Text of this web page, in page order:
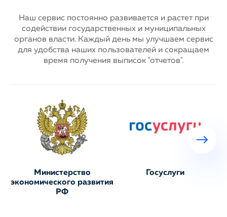
Наш сервис постоянно развивается и растет при
содействии государственныхи муниципальных
органов власти. Каждый день мы улучшаем сервис
для удобства наших пользователей и сокращаем
время получения выписок "отчетов".
Министерство
экономического развития
РФ
Госуслуги